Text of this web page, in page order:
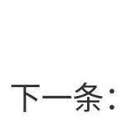
下一条